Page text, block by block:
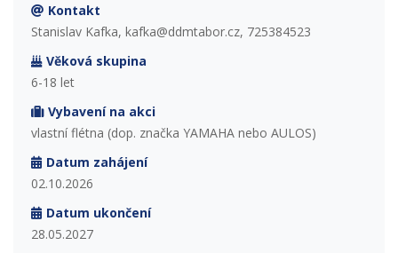
Kontakt
Stanislav Kafka, kafka@ddmtabor.cz, 725384523
Věková skupina
6-18 let
Vybavení na akci
vlastní flétna (dop. značka YAMAHA nebo AULOS)
Datum zahájení
02.10.2026
Datum ukončení
28.05.2027